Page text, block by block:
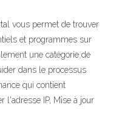
vous permet de trouver
et programmes sur
une catégorie de
dans le processus
qui contient
l'adresse IP, Mise à jour